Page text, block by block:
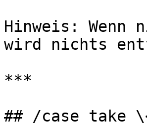
Hinweis: Wenn
wird nichts
***
## /case take